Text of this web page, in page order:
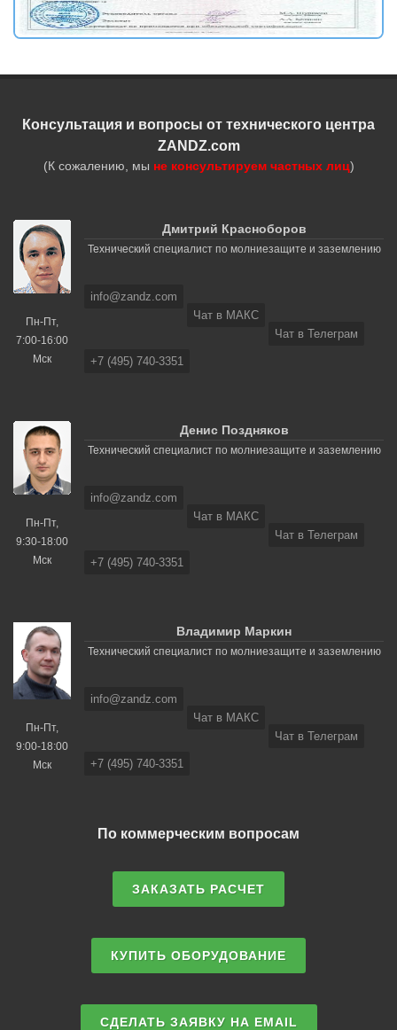
Консультация и вопросы от технического центра
ZANDZ.com
(К сожалению, мы не консультируем частных лиц)
Пн-Пт,
7:00-16:00
Мск
Дмитрий Красноборов
Технический специалист по молниезащите и заземлению
info@zandz.com
Чат в МАКС
Чат в Телеграм
+7 (495) 740-3351
Пн-Пт,
9:30-18:00
Мск
Денис Поздняков
Технический специалист по молниезащите и заземлению
info@zandz.com
Чат в МАКС
Чат в Телеграм
+7 (495) 740-3351
Пн-Пт,
9:00-18:00
Мск
Владимир Маркин
Технический специалист по молниезащите и заземлению
info@zandz.com
Чат в МАКС
Чат в Телеграм
+7 (495) 740-3351
По коммерческим вопросам
ЗАКАЗАТЬ РАСЧЕТ
КУПИТЬ ОБОРУДОВАНИЕ
СДЕЛАТЬ ЗАЯВКУ НА EMAIL